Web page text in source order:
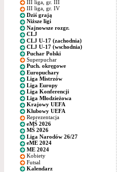
III liga, gr. III
III liga, gr. IV
Dziś grają
Niższe ligi
Najnowsze rozgr.
CLJ
CLJ U-17 (zachodnia)
CLJ U-17 (wschodnia)
Puchar Polski
Superpuchar
Puch. okręgowe
Europuchary
Liga Mistrzów
Liga Europy
Liga Konferencji
Liga Młodzieżowa
Krajowy UEFA
Klubowy UEFA
Reprezentacja
eMŚ 2026
MŚ 2026
Liga Narodów 26/27
eME 2024
ME 2024
Kobiety
Futsal
Kalendarz